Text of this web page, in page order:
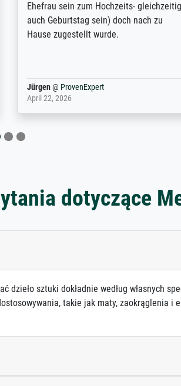
Kontaktperson per Mail. Das Bild (ein
Kunstdruck) wurde sehr gut verpackt -
sehr starke Papprolle mit Plastikdeckeln
Anonym@ProvenExpert
August 12, 2025
dotyczące
sztuki dokładnie według własnych
takie jak maty, zaokrąglenia i